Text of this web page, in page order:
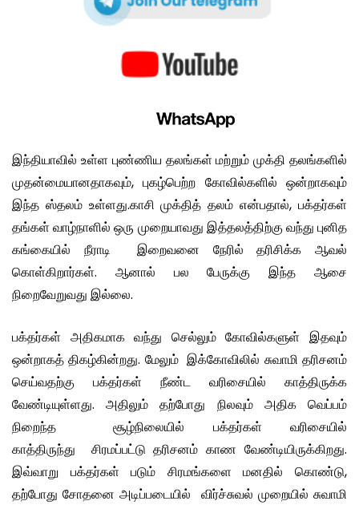
இந்தியாவில் உள்ள புண்ணிய தலங்கள் மற்றும் முக்தி தலங்களில்
முதன்மையானதாகவும், புகழ்பெற்ற கோவில்களில் ஒன்றாகவும்
இந்த ஸ்தலம் உள்ளது.காசி முக்தித் தலம் என்பதால், பக்தர்கள்
தங்கள் வாழ்நாளில் ஒரு முறையாவது இத்தலத்திற்கு வந்து புனித
கங்கையில் நீராடி இறைவனை நேரில் தரிசிக்க ஆவல்
கொள்கிறார்கள். ஆனால் பல பேருக்கு இந்த ஆசை
நிறைவேறுவது இல்லை.
பக்தர்கள் அதிகமாக வந்து செல்லும் கோவில்களுள் இதவும்
ஒன்றாகத் திகழ்கின்றது. மேலும் இக்கோவிலில் சுவாமி தரிசனம்
செய்வதற்கு பக்தர்கள் நீண்ட வரிசையில் காத்திருக்க
வேண்டியுள்ளது. அதிலும் தற்போது நிலவும் அதிக வெப்பம்
நிறைந்த சூழ்நிலையில் பக்தர்கள் வரிசையில்
காத்திருந்து சிரமப்பட்டு தரிசனம் காண வேண்டியிருக்கிறது.
இவ்வாறு பக்தர்கள் படும் சிரமங்களை மனதில் கொண்டு,
தற்போது சோதனை அடிப்படையில் விர்ச்சுவல் முறையில் சுவாமி